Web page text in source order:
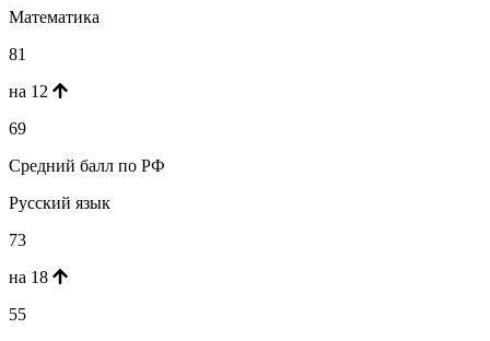
Математика
81
на 12
69
Средний балл по РФ
Русский язык
73
на 18
55